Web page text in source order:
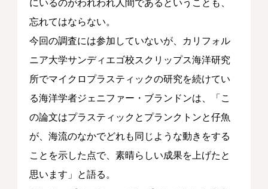
にいるのがわれわれ人間であるということも、
忘れてはならない。
今回の調査には参加していないが、カリフォル
ニア大学サンディエゴ校スクリップス海洋研究
所でマイクロプラスティックの研究を続けてい
る海洋学者ジェニファー・ブランドンは、「こ
の論文はプラスティックとプランクトンと仔魚
が、海流のなかでどれも同じような動きをする
ことを示した点で、素晴らしい成果を上げたと
思います」と語る。